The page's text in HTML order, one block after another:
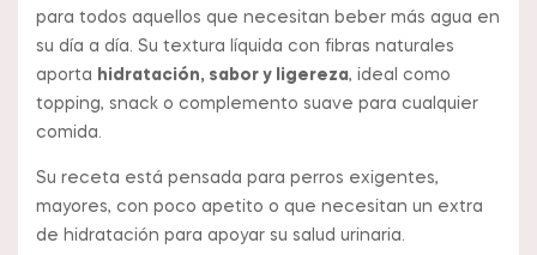
para todos aquellos que necesitan beber más agua en
su día a día. Su textura líquida con fibras naturales
aporta hidratación, sabor y ligereza, ideal como
topping, snack o complemento suave para cualquier
comida.
Su receta está pensada para perros exigentes,
mayores, con poco apetito o que necesitan un extra
de hidratación para apoyar su salud urinaria.